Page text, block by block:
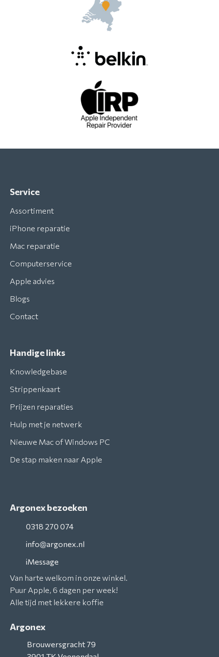
Service
Assortiment
iPhone reparatie
Mac reparatie
Computerservice
Apple advies
Blogs
Contact
Handige links
Knowledgebase
Strippenkaart
Prijzen reparaties
Hulp met je netwerk
Nieuwe Mac of Windows PC
De stap maken naar Apple
Argonex bezoeken
0318 270 074
info@argonex.nl
iMessage
Van harte welkom in onze winkel.
Puur Apple, 6 dagen per week!
Alle tijd met lekkere koffie
Argonex
Brouwersgracht 79